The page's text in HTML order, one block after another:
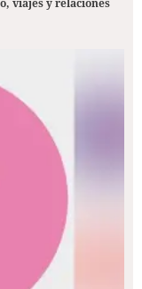
viajes y relaciones